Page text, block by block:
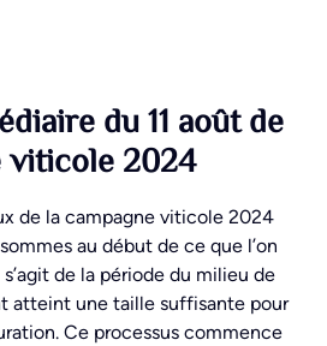
du 11 août de
viticole 2024
de la campagne viticole 2024
au début de ce que l’on
de la période du milieu de
atteint une taille suffisante pour
Ce processus commence